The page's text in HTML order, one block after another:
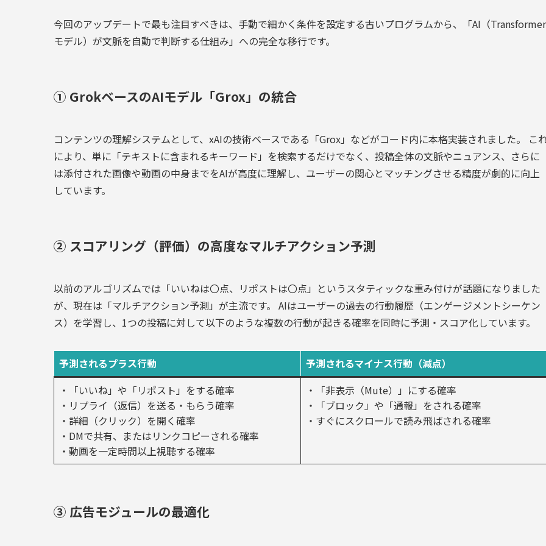
今回のアップデートで最も注目すべきは、手動で細かく条件を設定する古いプログラムから、「AI（Transformer
モデル）が文脈を自動で判断する仕組み」への完全な移行です。
① GrokベースのAIモデル「Grox」の統合
コンテンツの理解システムとして、xAIの技術ベースである「Grox」などがコード内に本格実装されました。 こ
により、単に「テキストに含まれるキーワード」を検索するだけでなく、投稿全体の文脈やニュアンス、さらに
は添付された画像や動画の中身までをAIが高度に理解し、ユーザーの関心とマッチングさせる精度が劇的に向上
しています。
② スコアリング（評価）の高度なマルチアクション予測
以前のアルゴリズムでは「いいねは〇点、リポストは〇点」というスタティックな重み付けが話題になりました
が、現在は「マルチアクション予測」が主流です。 AIはユーザーの過去の行動履歴（エンゲージメントシーケン
ス）を学習し、1つの投稿に対して以下のような複数の行動が起きる確率を同時に予測・スコア化しています。
予測されるプラス行動
予測されるマイナス行動（減点）
・「いいね」や「リポスト」をする確率
・リプライ（返信）を送る・もらう確率
・詳細（クリック）を開く確率
・DMで共有、またはリンクコピーされる確率
・動画を一定時間以上視聴する確率
・「非表示（Mute）」にする確率
・「ブロック」や「通報」をされる確率
・すぐにスクロールで読み飛ばされる確率
③ 広告モジュールの最適化